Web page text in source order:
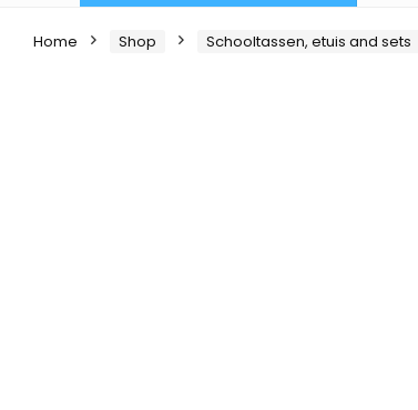
Home Shop Schooltassen, etuis and sets